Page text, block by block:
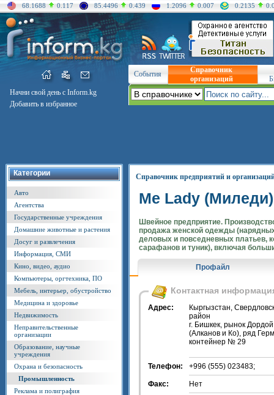
68.1688 0.117 85.4496 0.439 1.2096 0.007 0.2135
Начни свой день с Inform.kg
Добавить в избранное
События
Справочник
организаций
Категории
Авто
Агентства
Государственные учреждения
Домашние животные и растения
Досуг и развлечения
Информация, СМИ
Кино, видео, аудио
Компьютеры, оргтехника, ПО
Мебель, интерьер, обустройство
Медицина и здоровье
Недвижимость
Неправительственные
организации
Образование, научные
учреждения
Охрана и безопасность
Промышленность
Реклама и полиграфия
Справочник предприятий и
Me Lady (Миледи)
Швейное предприятие.
продажа женской одежды
деловых и повседневных платьев,
сарафанов и туник), включая
Профайл
Контактная
Адрес:
Кыргызстан,
район
г. Бишкек, рынок Дордой
(Алканов и Ко), ряд
контейнер № 29
Телефон: +996 (555) 023483;
Факс: Нет